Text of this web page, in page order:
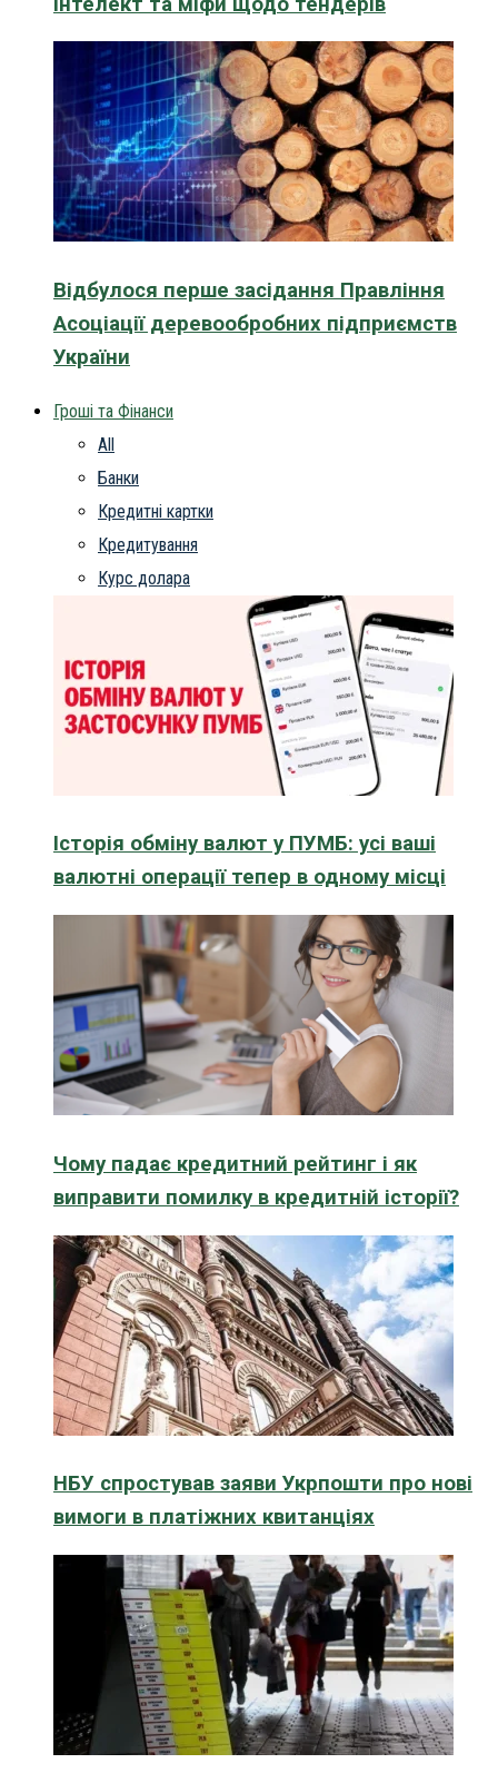
Відбулося перше засідання Правління
Асоціації деревообробних підприємств
України
Гроші та Фінанси
All
Банки
Кредитні картки
Кредитування
Курс долара
Історія обміну валют у ПУМБ: усі ваші
валютні операції тепер в одному місці
Чому падає кредитний рейтинг і як
виправити помилку в кредитній історії?
НБУ спростував заяви Укрпошти про нові
вимоги в платіжних квитанціях